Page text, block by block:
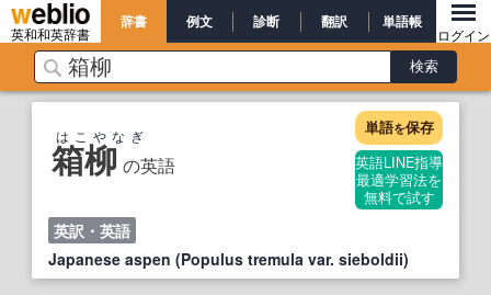
英和和英辞書
辞書 例文 診断 翻訳 単語帳
ログイン
箱柳 の英語
はこやなぎ 単語を保存
英語LINE指導
最適学習法を
無料で試す
英訳・英語
Japanese aspen (Populus tremula var. sieboldii)